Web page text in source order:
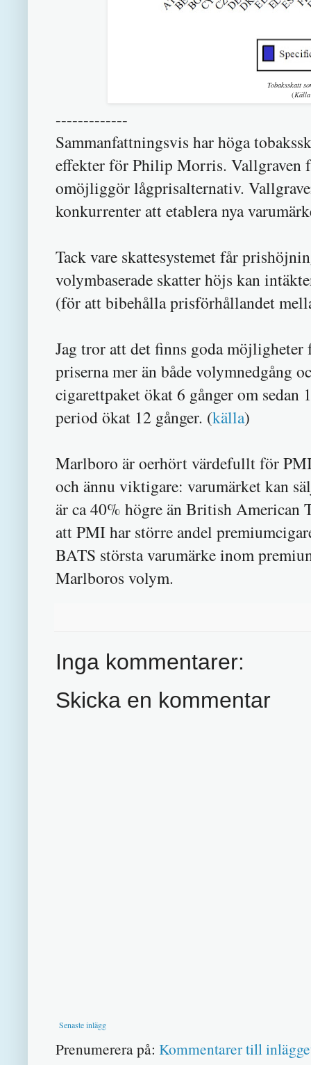
Tobaksskatt
(
-------------
Sammanfattningsvis har höga
effekter för Philip Morris. Vallgraven
omöjliggör lågprisalternativ.
konkurrenter att etablera nya
Tack vare skattesystemet får
volymbaserade skatter höjs kan
(för att bibehålla prisförhållandet
Jag tror att det finns goda
priserna mer än både volymnedgång
cigarettpaket ökat 6 gånger om
period ökat 12 gånger. (källa)
Marlboro är oerhört värdefullt för
och ännu viktigare: varumärket kan
är ca 40% högre än British
att PMI har större andel
BATS största varumärke inom
Marlboros volym.
Inga kommentarer:
Skicka en kommentar
Senaste inlägg
Prenumerera på: Kommentarer till